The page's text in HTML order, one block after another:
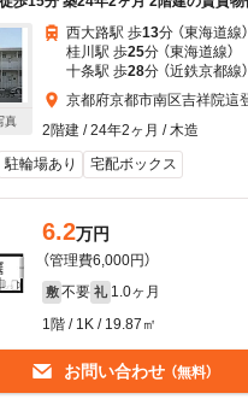
真
西大路駅 歩13分 （東海道線）
桂川駅 歩25分 （東海道線）
十条駅 歩28分 （近鉄京都線）
京都府京都市南区吉祥院這
2階建 / 24年2ヶ月 / 木造
駐輪場あり 宅配ボックス
6.2万円
（管理費6,000円）
敷 不要 礼 1.0ヶ月
1階 / 1K / 19.87㎡
お問い合わせ （無料）